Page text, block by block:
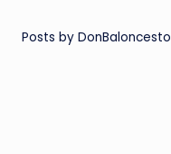
Posts by DonBaloncesto